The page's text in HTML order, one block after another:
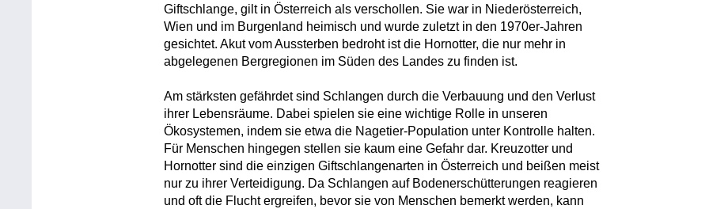
Giftschlange, gilt in Österreich als verschollen. Sie war in Niederösterreich,
Wien und im Burgenland heimisch und wurde zuletzt in den 1970er-Jahren
gesichtet. Akut vom Aussterben bedroht ist die Hornotter, die nur mehr in
abgelegenen Bergregionen im Süden des Landes zu finden ist.
Am stärksten gefährdet sind Schlangen durch die Verbauung und den Verlust
ihrer Lebensräume. Dabei spielen sie eine wichtige Rolle in unseren
Ökosystemen, indem sie etwa die Nagetier-Population unter Kontrolle halten.
Für Menschen hingegen stellen sie kaum eine Gefahr dar. Kreuzotter und
Hornotter sind die einzigen Giftschlangenarten in Österreich und beißen meist
nur zu ihrer Verteidigung. Da Schlangen auf Bodenerschütterungen reagieren
und oft die Flucht ergreifen, bevor sie von Menschen bemerkt werden, kann